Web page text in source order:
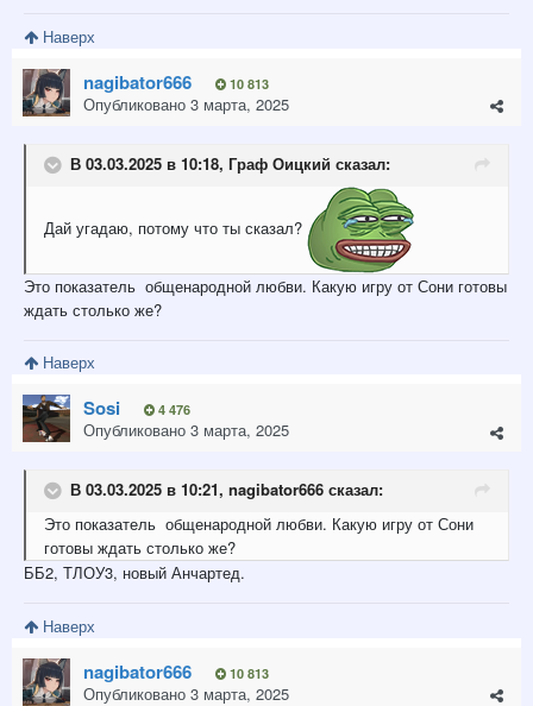
Наверх
nagibator666 10 813
Опубликовано 3 марта, 2025
В 03.03.2025 в 10:18, Граф Оицкий сказал:
Дай угадаю, потому что ты сказал?
Это показатель общенародной любви. Какую игру от Сони готовы
ждать столько же?
Наверх
Sosi 4 476
Опубликовано 3 марта, 2025
В 03.03.2025 в 10:21, nagibator666 сказал:
Это показатель общенародной любви. Какую игру от Сони
готовы ждать столько же?
ББ2, ТЛОУ3, новый Анчартед.
Наверх
nagibator666 10 813
Опубликовано 3 марта, 2025